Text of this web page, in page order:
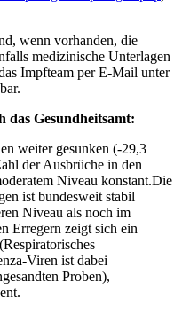
wenn vorhanden, die
medizinische Unterlagen
Impfteam per E-Mail unter
Gesundheitsamt:
weiter gesunken (-29,3
der Ausbrüche in den
Niveau konstant.Die
ist bundesweit stabil
Niveau als noch im
Erregern zeigt sich ein
Viren ist dabei
Proben),